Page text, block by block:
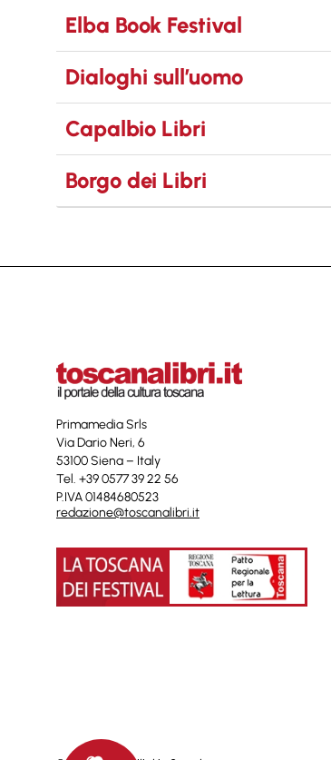
Elba Book Festival
Dialoghi sull’uomo
Capalbio Libri
Borgo dei Libri
Primamedia Srls
Via Dario Neri, 6
53100 Siena – Italy
Tel. +39 0577 39 22 56
P.IVA 01484680523
redazione@toscanalibri.it